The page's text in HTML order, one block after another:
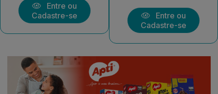
Entre ou
Cadastre-se
Entre ou
Cadastre-se